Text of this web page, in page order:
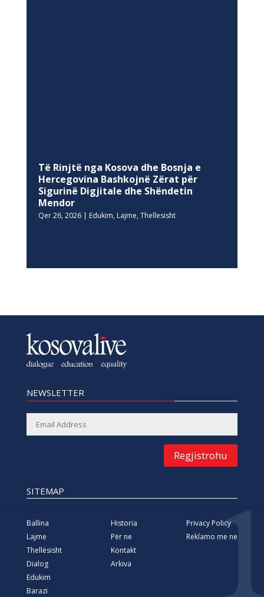
Të Rinjtë nga Kosova dhe Bosnja e
Hercegovina Bashkojnë Zërat për
Sigurinë Digjitale dhe Shëndetin
Mendor
Qer 26, 2026| Edukim, Lajme, Thellesisht
NEWSLETTER
Regjistrohu
SITEMAP
Ballina
Lajme
Thellësisht
Dialog
Edukim
Barazi
Historia
Për ne
Kontakt
Arkiva
Privacy Policy
Reklamo me ne